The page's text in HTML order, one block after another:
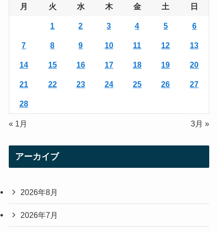
e
r
月 火 水 木 金 土 日
1 2 3 4 5 6
7 8 9 10 11 12 13
14 15 16 17 18 19 20
21 22 23 24 25 26 27
28
« 1月 3月 »
アーカイブ
2026年8月
2026年7月